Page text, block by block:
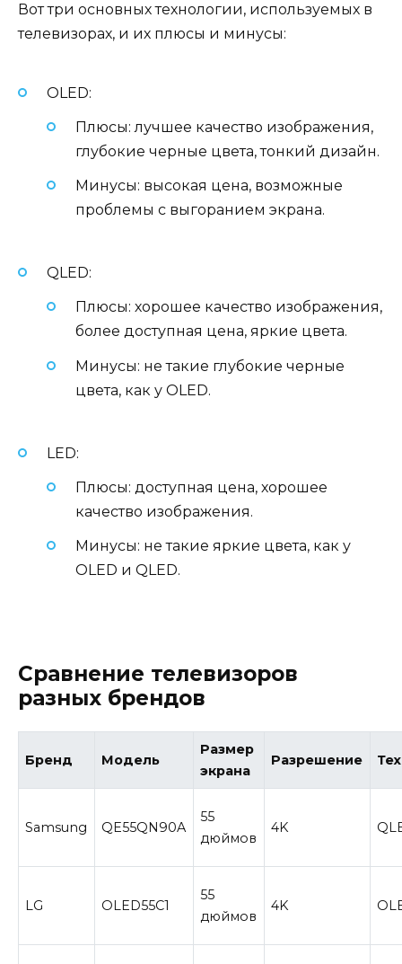
Вот три основных технологии, используемых в
телевизорах, и их плюсы и минусы:
OLED:
Плюсы: лучшее качество изображения,
глубокие черные цвета, тонкий дизайн.
Минусы: высокая цена, возможные
проблемы с выгоранием экрана.
QLED:
Плюсы: хорошее качество изображения,
более доступная цена, яркие цвета.
Минусы: не такие глубокие черные
цвета, как у OLED.
LED:
Плюсы: доступная цена, хорошее
качество изображения.
Минусы: не такие яркие цвета, как у
OLED и QLED.
Сравнение телевизоров
разных брендов
Бренд Модель
Размер
экрана
Разрешение
Samsung QE55QN90A
55
дюймов
4K
LG OLED55C1
55
дюймов
4K